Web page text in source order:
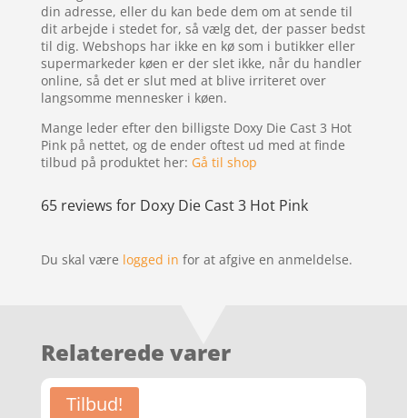
din adresse, eller du kan bede dem om at sende til
dit arbejde i stedet for, så vælg det, der passer bedst
til dig. Webshops har ikke en kø som i butikker eller
supermarkeder køen er der slet ikke, når du handler
online, så det er slut med at blive irriteret over
langsomme mennesker i køen.
Mange leder efter den billigste Doxy Die Cast 3 Hot
Pink på nettet, og de ender oftest ud med at finde
tilbud på produktet her: Gå til shop
65 reviews for Doxy Die Cast 3 Hot Pink
Du skal være logged in for at afgive en anmeldelse.
Relaterede varer
Tilbud!